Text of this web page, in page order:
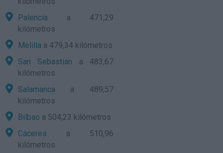
Palencia a 471,29
kilómetros
Melilla a 479,34 kilómetros
San Sebastián a 483,67
kilómetros
Salamanca a 489,57
kilómetros
Bilbao a 504,23 kilómetros
Cáceres a 510,96
kilómetros